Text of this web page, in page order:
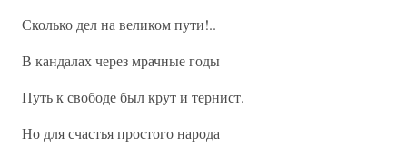
Сколько дел на великом пути!..
В кандалах через мрачные годы
Путь к свободе был крут и тернист.
Но для счастья простого народа